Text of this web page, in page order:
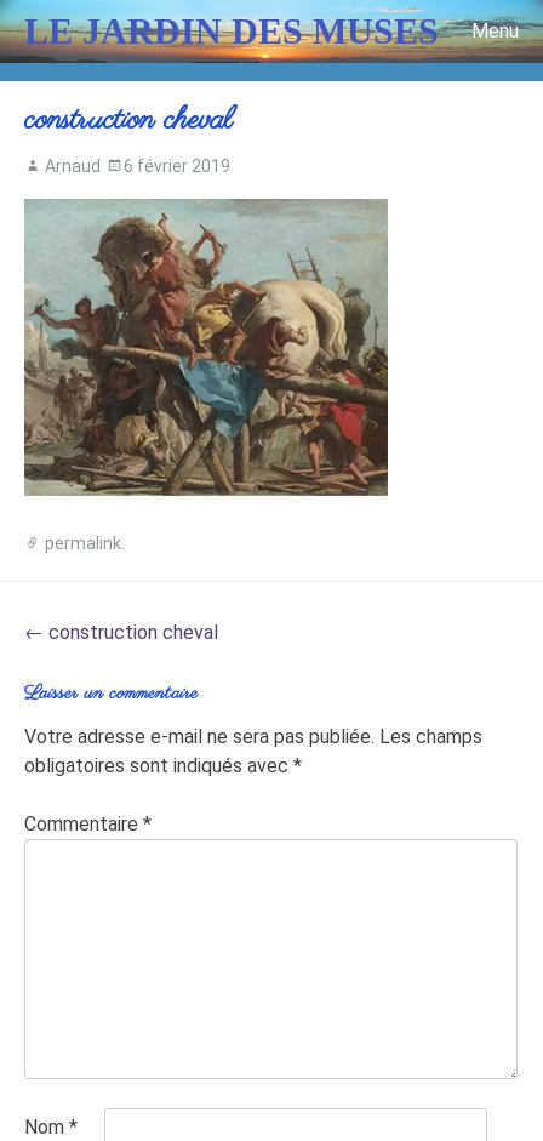
LE JARDIN DES MUSES
Menu
Skip to content
construction cheval
Arnaud 6 février 2019
permalink
Post
← construction cheval
Laisser un commentaire
Votre adresse e-mail ne sera pas publiée. Les champs
obligatoires sont indiqués avec *
Commentaire *
Nom *